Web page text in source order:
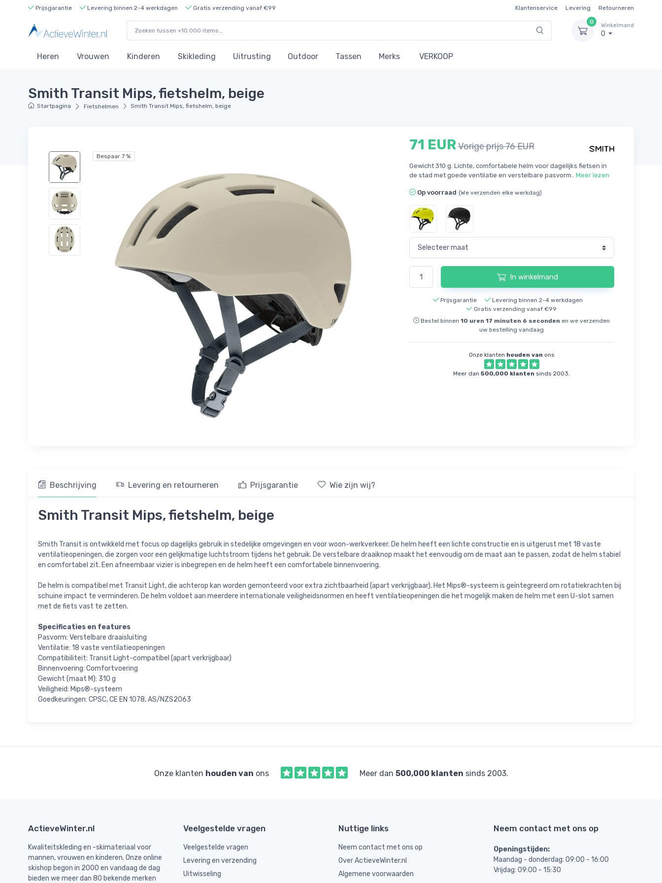
Prijsgarantie Levering binnen 2-4 werkdagen Gratis verzending vanaf €99 Klantenservice Levering
Retourneren
0
Winkelmand
0
Heren Vrouwen Kinderen Skikleding Uitrusting Outdoor Tassen Merks VERKOOP
Smith Transit Mips, fietshelm, beige
Startpagina Fietshelmen Smith Transit Mips, fietshelm, beige
Bespaar 7 %
71 EURVorige prijs 76 EUR
Gewicht 310 g. Lichte, comfortabele helm voor dagelijks fietsen in
de stad met goede ventilatie en verstelbare pasvorm.. Meer lezen
Op voorraad (We verzenden elke werkdag)
In winkelmand
Prijsgarantie
Levering binnen 2-4 werkdagen
Gratis verzending vanaf €99
Bestel binnen10 uren17 minuten 5 seconden en we verzenden
uw bestelling vandaag
Onze klanten houden van ons
Meer dan500,000 klanten sinds 2003.
Beschrijving Levering en retourneren Prijsgarantie Wie zijn wij?
Smith Transit Mips, fietshelm, beige
Smith Transit is ontwikkeld met focus op dagelijks gebruik in stedelijke omgevingen en voor woon-werkverkeer. De helm heeft een lichte constructie en is uitgerust met 18 vaste
ventilatieopeningen, die zorgen voor een gelijkmatige luchtstroom tijdens het gebruik. De verstelbare draaiknop maakt het eenvoudig om de maat aan te passen, zodat de helm stabiel
en comfortabel zit. Een afneembaar vizier is inbegrepen en de helm heeft een comfortabele binnenvoering.
De helm is compatibel met Transit Light, die achterop kan worden gemonteerd voor extra zichtbaarheid (apart verkrijgbaar). Het Mips®-systeem is geïntegreerd om rotatiekrachten bij
schuine impact te verminderen. De helm voldoet aan meerdere internationale veiligheidsnormen en heeft ventilatieopeningen die het mogelijk maken de helm met een U-slot samen
met de fiets vast te zetten.
Specificaties en features
Pasvorm: Verstelbare draaisluiting
Ventilatie: 18 vaste ventilatieopeningen
Compatibiliteit: Transit Light-compatibel (apart verkrijgbaar)
Binnenvoering: Comfortvoering
Gewicht (maat M): 310 g
Veiligheid: Mips®-systeem
Goedkeuringen: CPSC, CE EN 1078, AS/NZS2063
Onze klanten houden van ons Meer dan 500,000 klanten sinds 2003.
ActieveWinter.nl
Kwaliteitskleding en -skimateriaal voor
mannen, vrouwen en kinderen. Onze online
skishop begon in 2000 en vandaag de dag
bieden we meer dan 80 bekende merken
Veelgestelde vragen
Veelgestelde vragen
Levering en verzending
Uitwisseling
Nuttige links
Neem contact met ons op
Over ActieveWinter.nl
Algemene voorwaarden
Neem contact met ons op
Openingstijden:
Maandag - donderdag: 09:00 - 16:00
Vrijdag: 09:00 - 15:30